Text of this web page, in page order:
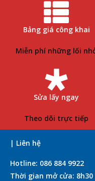
Bảng giá công khai
Miễn phí những lối
Sửa lấy ngay
Theo dõi trực tiếp
| Liên hệ
Hotline: 086 884 9922
Thời gian mở cửa: 8h30